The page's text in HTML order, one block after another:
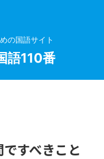
の国語サイト
語110番
すべきこと